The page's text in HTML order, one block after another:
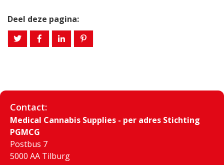
Deel deze pagina:
Contact:
Medical Cannabis Supplies - per adres Stichting
PGMCG
Postbus 7
5000 AA Tilburg